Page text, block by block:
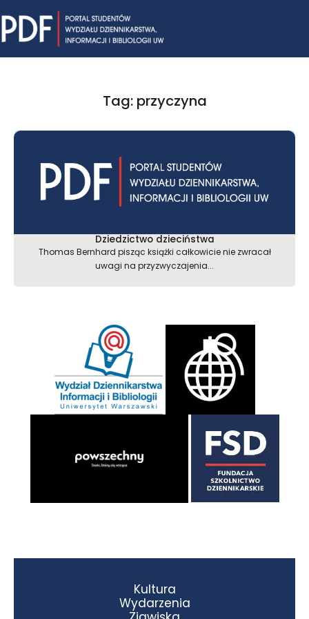
to
content
Tag: przyczyna
Dziedzictwo dzieciństwa
Thomas Bernhard pisząc książki całkowicie nie zwracał
uwagi na przyzwyczajenia...
Kultura
Wydarzenia